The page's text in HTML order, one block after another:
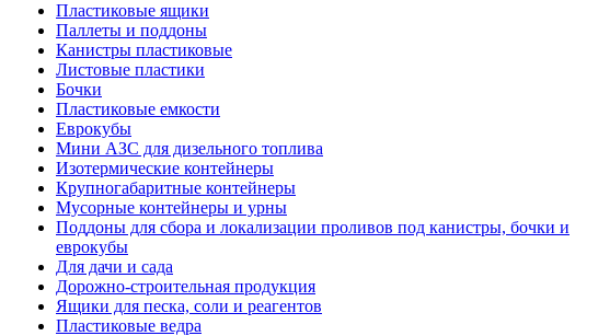
Пластиковые ящики
Паллеты и поддоны
Канистры пластиковые
Листовые пластики
Бочки
Пластиковые емкости
Еврокубы
Мини АЗС для дизельного топлива
Изотермические контейнеры
Крупногабаритные контейнеры
Мусорные контейнеры и урны
Поддоны для сбора и локализации проливов под канистры, бочки и
еврокубы
Для дачи и сада
Дорожно-строительная продукция
Ящики для песка, соли и реагентов
Пластиковые ведра